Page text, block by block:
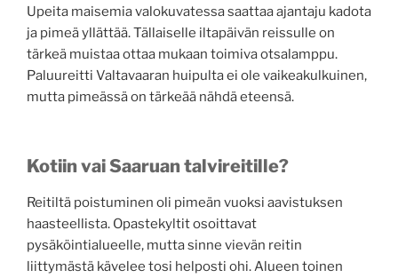
Upeita maisemia valokuvatessa saattaa ajantaju kadota
ja pimeä yllättää. Tällaiselle iltapäivän reissulle on
tärkeä muistaa ottaa mukaan toimiva otsalamppu.
Paluureitti Valtavaaran huipulta ei ole vaikeakulkuinen,
mutta pimeässä on tärkeää nähdä eteensä.
Kotiin vai Saaruan talvireitille?
Reitiltä poistuminen oli pimeän vuoksi aavistuksen
haasteellista. Opastekyltit osoittavat
pysäköintialueelle, mutta sinne vievän reitin
liittymästä kävelee tosi helposti ohi. Alueen toinen